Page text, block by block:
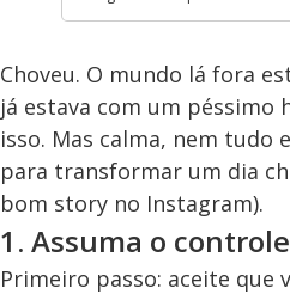
Choveu. O mundo lá fora
já estava com um
isso. Mas calma, nem tudo
para transformar um dia
bom story no Instagram).
1. Assuma o
Primeiro passo: aceite que